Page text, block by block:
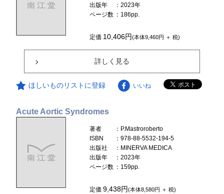
出版年
：2023年
ページ数 ：186pp.
定価 10,406円(本体9,460円 ＋ 税)
詳しく見る
ほしいものリストに登録 いいね
Acute Aortic Syndromes
著者
：P.Mastroroberto
ISBN
：978-88-5532-194-5
出版社
：MINERVA MEDICA
出版年
：2023年
ページ数 ：159pp.
定価9,438円(本体8,580円 ＋ 税)